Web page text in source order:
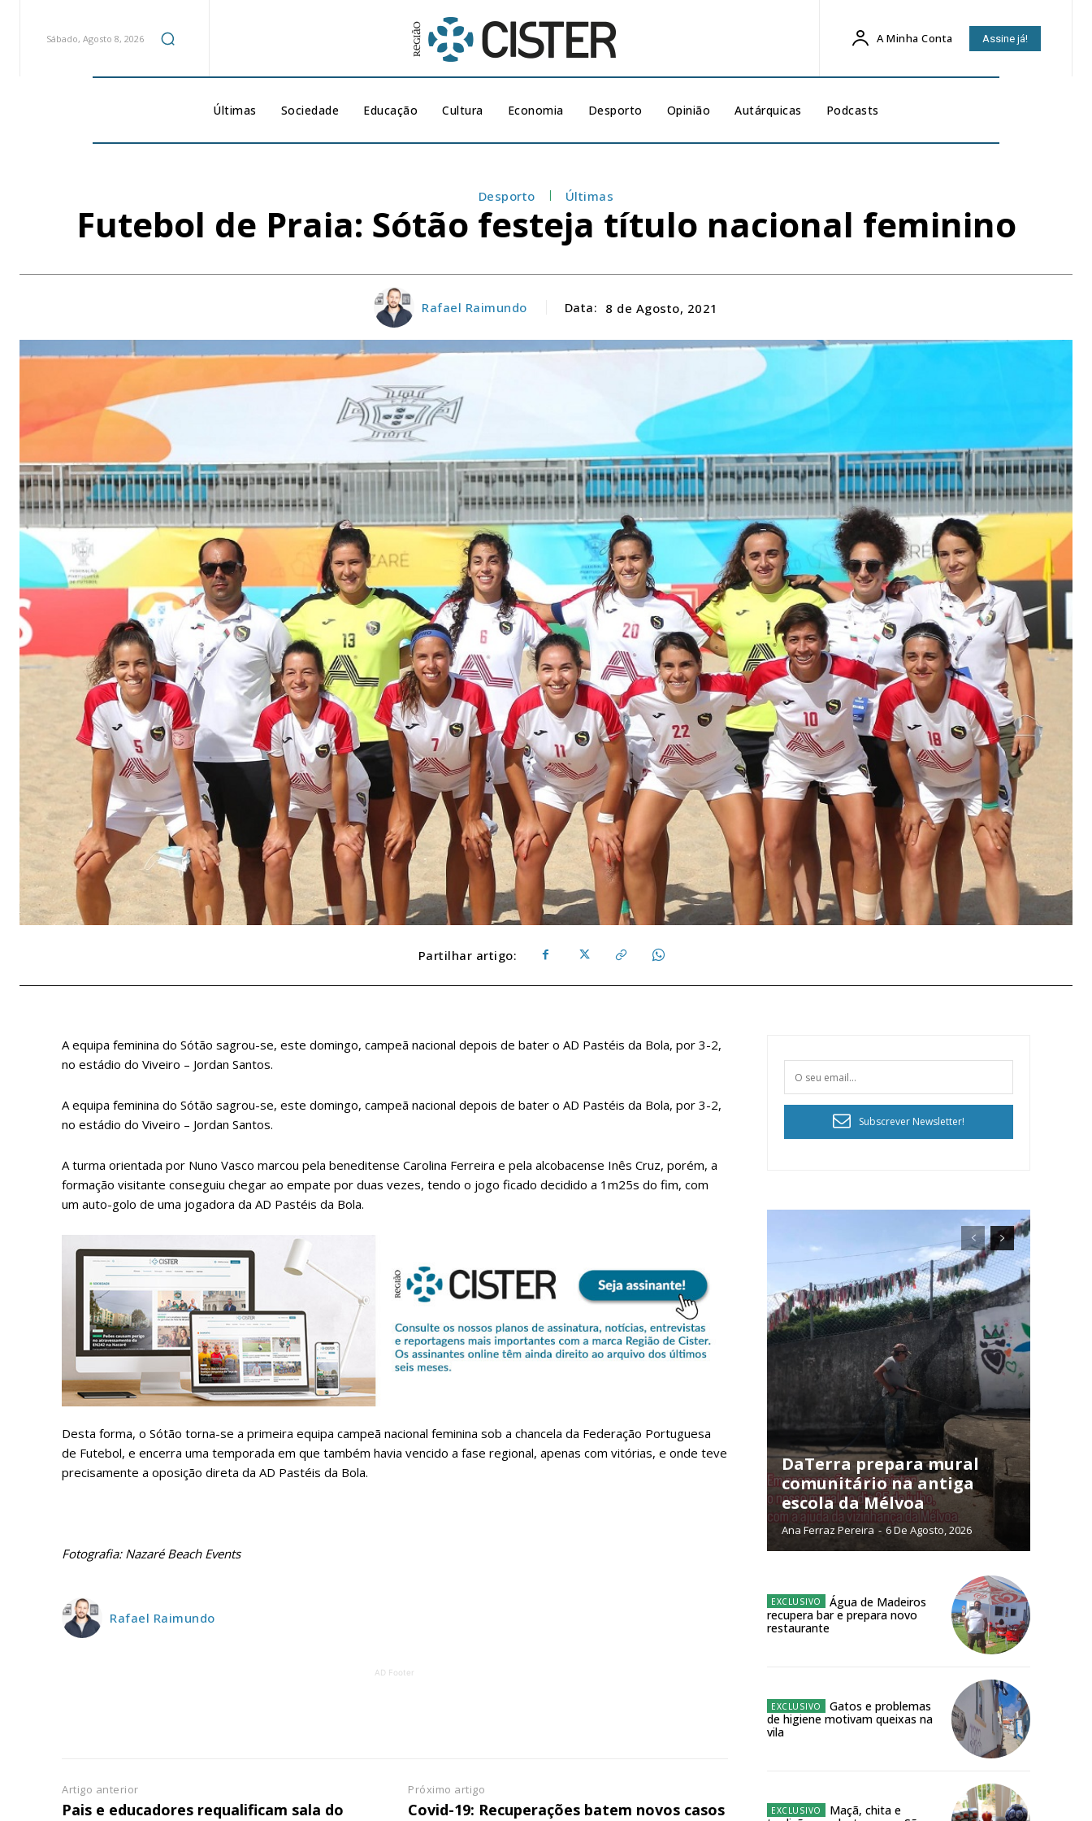
Planos de Assinatura
Faça-se assinante do Região de Cister e ajude-nos a manter este serviço público!
Sendo assinante terá acesso a todos os conteúdos exclusivos e versões digitais.
ASSINATURA
IMPRESSA
ASSINATURA
DIGITAL ANUAL
12 meses
Acesso ao conteúdo online
Acesso aos conteúdos Exclusivos para
Sábado, Agosto 8, 2026 A Minha Conta Assine já!
Últimas Sociedade Educação Cultura Economia Desporto Opinião Autárquicas Podcasts
Desporto Últimas
Futebol de Praia: Sótão festeja título nacional feminino
Rafael Raimundo Data: 8 de Agosto, 2021
Partilhar artigo:
A equipa feminina do Sótão sagrou-se, este domingo, campeã nacional depois de bater o AD Pastéis da Bola, por 3-2,
no estádio do Viveiro – Jordan Santos.
A equipa feminina do Sótão sagrou-se, este domingo, campeã nacional depois de bater o AD Pastéis da Bola, por 3-2,
no estádio do Viveiro – Jordan Santos.
A turma orientada por Nuno Vasco marcou pela beneditense Carolina Ferreira e pela alcobacense Inês Cruz, porém, a
formação visitante conseguiu chegar ao empate por duas vezes, tendo o jogo ficado decidido a 1m25s do fim, com
um auto-golo de uma jogadora da AD Pastéis da Bola.
Desta forma, o Sótão torna-se a primeira equipa campeã nacional feminina sob a chancela da Federação Portuguesa
de Futebol, e encerra uma temporada em que também havia vencido a fase regional, apenas com vitórias, e onde teve
precisamente a oposição direta da AD Pastéis da Bola.
Fotografia: Nazaré Beach Events
Rafael Raimundo
AD Footer
Artigo anterior
Pais e educadores requalificam sala do
Próximo artigo
Covid-19: Recuperações batem novos casos
Subscrever Newsletter!
DaTerra prepara mural
comunitário na antiga
escola da Mélvoa
Ana Ferraz Pereira - 6 De Agosto, 2026
Água de Madeiros
recupera bar e prepara novo
restaurante
Gatos e problemas
de higiene motivam queixas na
vila
Maçã, chita e